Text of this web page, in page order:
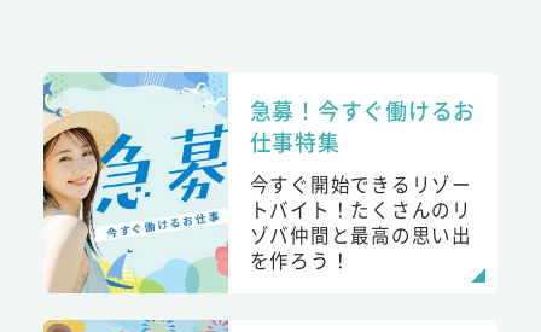
急募！今すぐ働けるお
仕事特集
今すぐ開始できるリゾー
トバイト！たくさんのリ
ゾバ仲間と最高の思い出
を作ろう！